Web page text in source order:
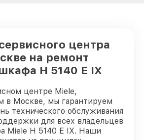
центра
на ремонт
H 5140 E IX
центре Miele,
в Москве, мы гарантируем
технического обслуживания
для всех владельцев
Miele H 5140 E IX. Наши